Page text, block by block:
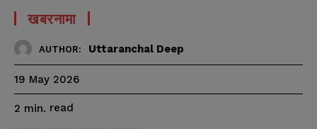
खबरनामा
AUTHOR: Uttaranchal Deep
19 May 2026
2 min. read